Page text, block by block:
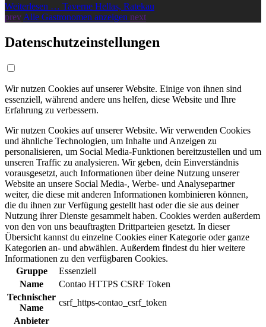
Weiterlesen … Taverne Hellas, Ratekau
prev Alle Gastronomen anzeigen next
Datenschutzeinstellungen
Wir nutzen Cookies auf unserer Website. Einige von ihnen sind
essenziell, während andere uns helfen, diese Website und Ihre
Erfahrung zu verbessern.
Wir nutzen Cookies auf unserer Website. Wir verwenden Cookies
und ähnliche Technologien, um Inhalte und Anzeigen zu
personalisieren, um Social Media-Funktionen bereitzustellen und um
unseren Traffic zu analysieren. Wir geben, dein Einverständnis
vorausgesetzt, auch Informationen über deine Nutzung unserer
Website an unsere Social Media-, Werbe- und Analysepartner
weiter, die diese mit anderen Informationen kombinieren können,
die du ihnen zur Verfügung gestellt hast oder die sie aus deiner
Nutzung ihrer Dienste gesammelt haben. Cookies werden außerdem
von den von uns beauftragten Drittparteien gesetzt. In dieser
Übersicht kannst du einzelne Cookies einer Kategorie oder ganze
Kategorien an- und abwählen. Außerdem findest du hier weitere
Informationen zu den verfügbaren Cookies.
Gruppe
Essenziell
Name
Contao HTTPS CSRF Token
Technischer
Name
csrf_https-contao_csrf_token
Anbieter